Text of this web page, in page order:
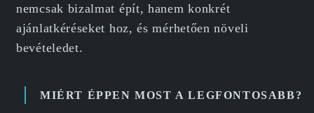
nemcsak bizalmat épít, hanem konkrét
ajánlatkéréseket hoz, és mérhetően növeli
bevételedet.
MIÉRT ÉPPEN MOST A LEGFONTOSABB?